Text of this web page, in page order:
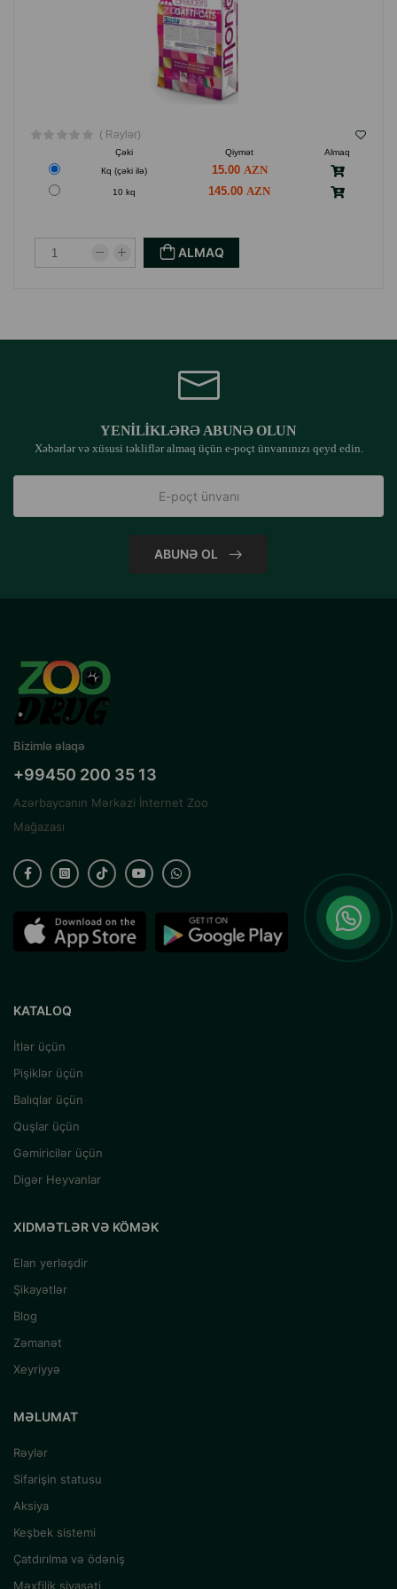
( Rəylər)
Çəki Qiymət
Almaq
Кq (çəki ilə)
15.00
10 kq 145.00
ALMAQ
YENILIKLƏRƏ ABUNƏ OLUN
Xəbərlər və xüsusi təkliflər almaq üçün e-poçt ünvanınızı qeyd edin.
ABUNƏ OL
Bizimlə əlaqə
+99450 200 35 13
Azərbaycanın Mərkəzi İnternet Zoo
Mağazası
KATALOQ
İtlər üçün
Pişiklər üçün
Balıqlar üçün
Quşlar üçün
Gəmiricilər üçün
Digər Heyvanlar
XIDMƏTLƏR VƏ KÖMƏK
Elan yerləşdir
Şikayətlər
Blog
Zəmanət
Xeyriyyə
MƏLUMAT
Rəylər
Sifarişin statusu
Aksiya
Keşbek sistemi
Çatdırılma və ödəniş
Məxfilik siyasəti